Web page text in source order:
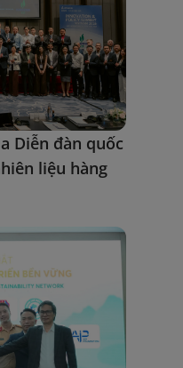
Diễn đàn quốc
liệu hàng